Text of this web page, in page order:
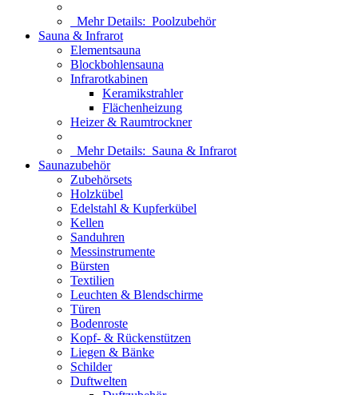
Mehr Details: Poolzubehör
Sauna & Infrarot
Elementsauna
Blockbohlensauna
Infrarotkabinen
Keramikstrahler
Flächenheizung
Heizer & Raumtrockner
Mehr Details: Sauna & Infrarot
Saunazubehör
Zubehörsets
Holzkübel
Edelstahl & Kupferkübel
Kellen
Sanduhren
Messinstrumente
Bürsten
Textilien
Leuchten & Blendschirme
Türen
Bodenroste
Kopf- & Rückenstützen
Liegen & Bänke
Schilder
Duftwelten